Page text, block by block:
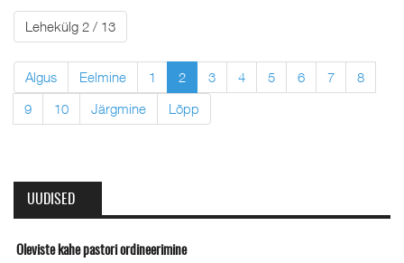
Lehekülg 2 / 13
Algus Eelmine 1 2 3 4 5 6 7
8
9
10 Järgmine Lõpp
UUDISED
Oleviste kahe pastori ordineerimine